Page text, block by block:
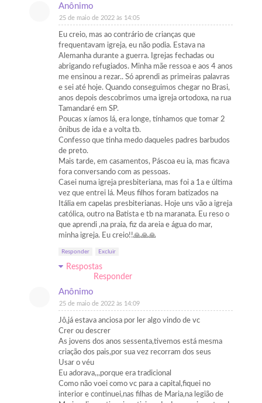
Anônimo
25 de maio de 2022 às 14:05
Eu creio, mas ao contrário de crianças que
frequentavam igreja, eu não podia. Estava na
Alemanha durante a guerra. Igrejas fechadas ou
abrigando refugiados. Minha mãe ressoa e aos 4 anos
me ensinou a rezar.. Só aprendi as primeiras palavras
e sei até hoje. Quando conseguimos chegar no Brasi,
anos depois descobrimos uma igreja ortodoxa, na rua
Tamandaré em SP.
Poucas x íamos lá, era longe, tínhamos que tomar 2
ônibus de ida e a volta tb.
Confesso que tinha medo daqueles padres barbudos
de preto.
Mais tarde, em casamentos, Páscoa eu ia, mas ficava
fora conversando com as pessoas.
Casei numa igreja presbiteriana, mas foi a 1a e última
vez que entrei lá. Meus filhos foram batizados na
Itália em capelas presbiterianas. Hoje uns vão a igreja
católica, outro na Batista e tb na maranata. Eu reso o
que aprendi ,na praia, fiz da areia e água do mar,
minha igreja. Eu creio!!🙏🙏🙏
Responder Excluir
Respostas
Responder
Anônimo
25 de maio de 2022 às 14:09
Jô,já estava anciosa por ler algo vindo de vc
Crer ou descrer
As jovens dos anos sessenta,tivemos está mesma
criação dos pais,por sua vez recorram dos seus
Usar o véu
Eu adorava,,,porque era tradicional
Como não voei como vc para a capital,fiquei no
interior e continuei,nas filhas de Maria,na legião de